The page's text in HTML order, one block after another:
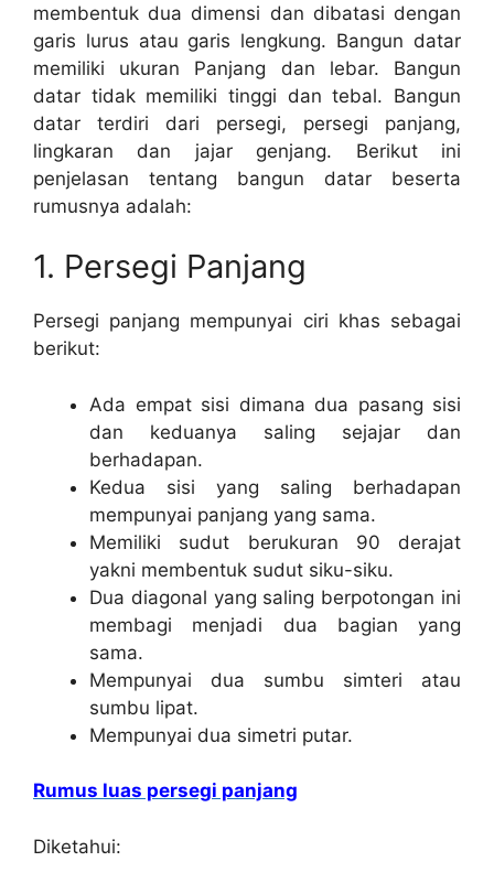
membentuk dua dimensi dan dibatasi dengan
garis lurus atau garis lengkung. Bangun datar
memiliki ukuran Panjang dan lebar. Bangun
datar tidak memiliki tinggi dan tebal. Bangun
datar terdiri dari persegi, persegi panjang,
lingkaran dan jajar genjang. Berikut ini
penjelasan tentang bangun datar beserta
rumusnya adalah:
1. Persegi Panjang
Persegi panjang mempunyai ciri khas sebagai
berikut:
Ada empat sisi dimana dua pasang sisi
dan keduanya saling sejajar dan
berhadapan.
Kedua sisi yang saling berhadapan
mempunyai panjang yang sama.
Memiliki sudut berukuran 90 derajat
yakni membentuk sudut siku-siku.
Dua diagonal yang saling berpotongan ini
membagi menjadi dua bagian yang
sama.
Mempunyai dua sumbu simteri atau
sumbu lipat.
Mempunyai dua simetri putar.
Rumus luas persegi panjang
Diketahui: